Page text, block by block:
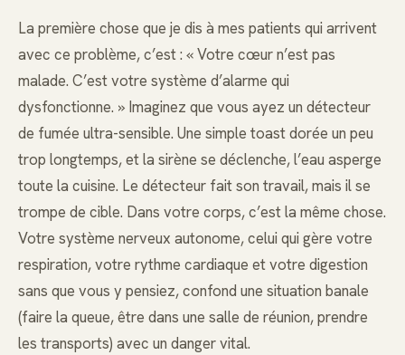
La première chose que je dis à mes patients qui arrivent
avec ce problème, c’est : « Votre cœur n’est pas
malade. C’est votre système d’alarme qui
dysfonctionne. » Imaginez que vous ayez un détecteur
de fumée ultra-sensible. Une simple toast dorée un peu
trop longtemps, et la sirène se déclenche, l’eau asperge
toute la cuisine. Le détecteur fait son travail, mais il se
trompe de cible. Dans votre corps, c’est la même chose.
Votre système nerveux autonome, celui qui gère votre
respiration, votre rythme cardiaque et votre digestion
sans que vous y pensiez, confond une situation banale
(faire la queue, être dans une salle de réunion, prendre
les transports) avec un danger vital.